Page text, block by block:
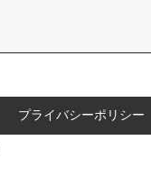
プライバシーポリシー